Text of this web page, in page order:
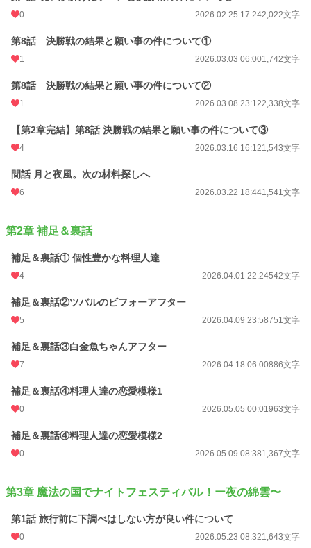
0 2026.02.25 17:242,022文字
第8話 決勝戦の結果と願い事の件について①
1 2026.03.03 06:001,742文字
第8話 決勝戦の結果と願い事の件について②
1 2026.03.08 23:122,338文字
【第2章完結】第8話 決勝戦の結果と願い事の件について③
4 2026.03.16 16:121,543文字
間話 月と夜風。次の材料探しへ
6 2026.03.22 18:441,541文字
第2章 補足＆裏話
補足＆裏話① 個性豊かな料理人達
4 2026.04.01 22:24542文字
補足＆裏話②ツバルのビフォーアフター
5 2026.04.09 23:58751文字
補足＆裏話③白金魚ちゃんアフター
7 2026.04.18 06:00886文字
補足＆裏話④料理人達の恋愛模様1
0 2026.05.05 00:01963文字
補足＆裏話④料理人達の恋愛模様2
0 2026.05.09 08:381,367文字
第3章 魔法の国でナイトフェスティバル！ー夜の綿雲〜
第1話 旅行前に下調べはしない方が良い件について
0 2026.05.23 08:321,643文字